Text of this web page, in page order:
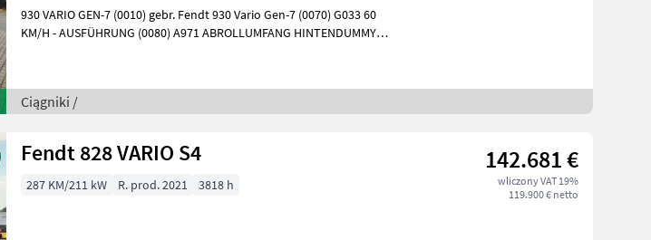
930 VARIO GEN-7 (0010) gebr. Fendt 930 Vario Gen-7 (0070) G033 60
KM/H - AUSFÜHRUNG (0080) A971 ABROLLUMFANG HINTENDUMMY
Ciągniki /
Fendt 828 VARIO S4 142.681 €
wliczony VAT 19%
119.900 € netto
287 KM/211 kW R. prod. 2021 3818 h